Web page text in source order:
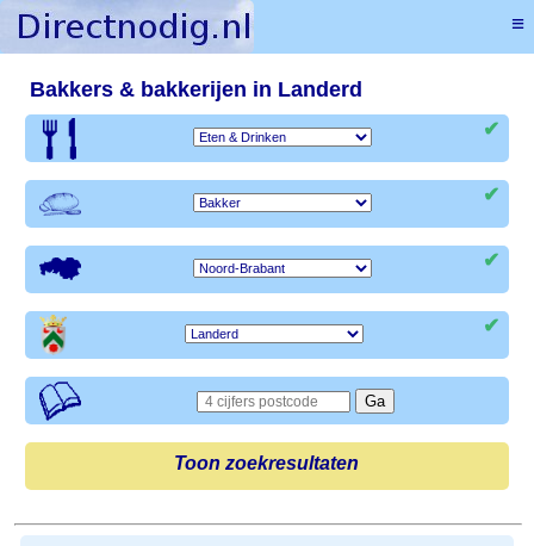
Bakkers & bakkerijen in Landerd
✔
✔
✔
✔
Toon zoekresultaten
≡